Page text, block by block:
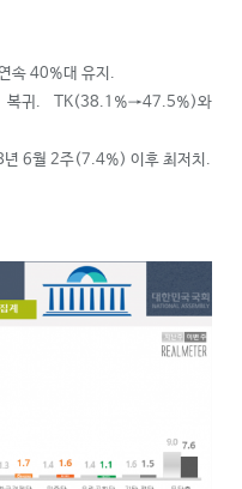
속 40%대 유지.
귀. TK(38.1%→47.5%)와
년 6월 2주(7.4%) 이후 최저치.